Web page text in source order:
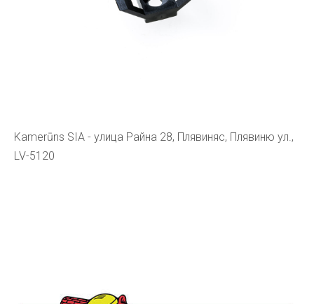
Kamerūns SIA - улица Райна 28, Плявиняс, Плявиню ул.,
LV-5120